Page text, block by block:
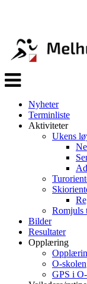
Veksle
navigasjon
Nyheter
Terminliste
Aktiviteter
Ukens
Romjuls
Bilder
Resultater
Opplæring
O-skolen
GPS i